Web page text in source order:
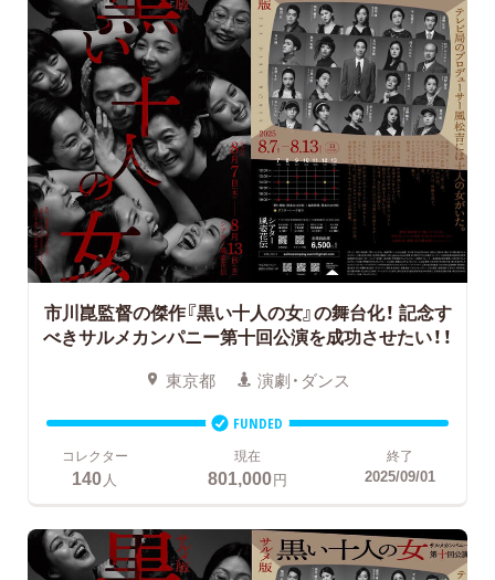
市川崑監督の傑作『黒い十人の女』の舞台化！ 記念す
べきサルメカンパニー第十回公演を成功させたい！！
東京都 演劇・ダンス
FUNDED
コレクター
140人
現在
801,000円
終了
2025/09/01